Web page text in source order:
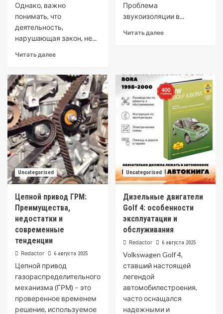
Однако, важно
понимать, что
деятельность,
нарушающая закон, не...
Читать далее
Проблема
звукоизоляции в...
Читать далее
Uncategorised
Цепной привод ГРМ:
Преимущества,
недостатки и
современные
тенденции
Redactor 6 августа 2025
Цепной привод
газораспределительного
механизма (ГРМ) – это
проверенное временем
решение, используемое
Uncategorised
Дизельные двигатели
Golf 4: особенности
эксплуатации и
обслуживания
Redactor 6 августа 2025
Volkswagen Golf 4,
ставший настоящей
легендой
автомобилестроения,
часто оснащался
надежными и